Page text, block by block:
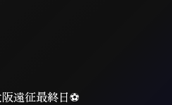
遠征最終日⚽